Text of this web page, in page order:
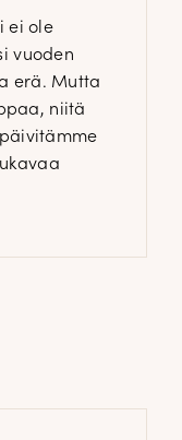
ei ole
vuoden
erä. Mutta
niitä
sekä uusista
Uutiset,
sähköpostiisi!